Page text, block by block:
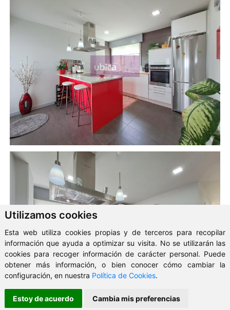
Utilizamos cookies
Esta web utiliza cookies propias y de terceros para recopilar
información que ayuda a optimizar su visita. No se utilizarán las
cookies para recoger información de carácter personal. Puede
obtener más información, o bien conocer cómo cambiar la
configuración, en nuestra Política de Cookies.
Estoy de acuerdo Cambia mis preferencias